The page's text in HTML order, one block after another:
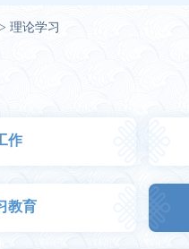
> 理论学习
作
教育